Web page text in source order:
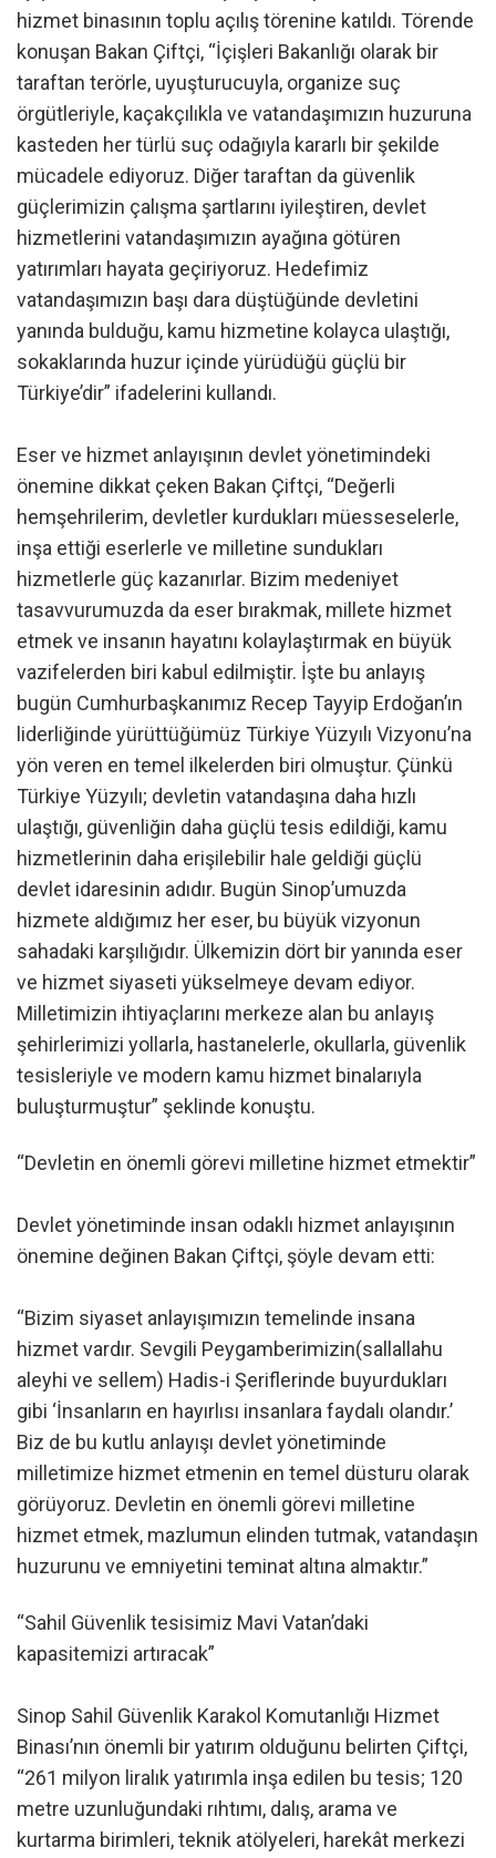
hizmet binasının toplu açılış törenine katıldı. Törende
konuşan Bakan Çiftçi, “İçişleri Bakanlığı olarak bir
taraftan terörle, uyuşturucuyla, organize suç
örgütleriyle, kaçakçılıkla ve vatandaşımızın huzuruna
kasteden her türlü suç odağıyla kararlı bir şekilde
mücadele ediyoruz. Diğer taraftan da güvenlik
güçlerimizin çalışma şartlarını iyileştiren, devlet
hizmetlerini vatandaşımızın ayağına götüren
yatırımları hayata geçiriyoruz. Hedefimiz
vatandaşımızın başı dara düştüğünde devletini
yanında bulduğu, kamu hizmetine kolayca ulaştığı,
sokaklarında huzur içinde yürüdüğü güçlü bir
Türkiye’dir” ifadelerini kullandı.
Eser ve hizmet anlayışının devlet yönetimindeki
önemine dikkat çeken Bakan Çiftçi, “Değerli
hemşehrilerim, devletler kurdukları müesseselerle,
inşa ettiği eserlerle ve milletine sundukları
hizmetlerle güç kazanırlar. Bizim medeniyet
tasavvurumuzda da eser bırakmak, millete hizmet
etmek ve insanın hayatını kolaylaştırmak en büyük
vazifelerden biri kabul edilmiştir. İşte bu anlayış
bugün Cumhurbaşkanımız Recep Tayyip Erdoğan’ın
liderliğinde yürüttüğümüz Türkiye Yüzyılı Vizyonu’na
yön veren en temel ilkelerden biri olmuştur. Çünkü
Türkiye Yüzyılı; devletin vatandaşına daha hızlı
ulaştığı, güvenliğin daha güçlü tesis edildiği, kamu
hizmetlerinin daha erişilebilir hale geldiği güçlü
devlet idaresinin adıdır. Bugün Sinop’umuzda
hizmete aldığımız her eser, bu büyük vizyonun
sahadaki karşılığıdır. Ülkemizin dört bir yanında eser
ve hizmet siyaseti yükselmeye devam ediyor.
Milletimizin ihtiyaçlarını merkeze alan bu anlayış
şehirlerimizi yollarla, hastanelerle, okullarla, güvenlik
tesisleriyle ve modern kamu hizmet binalarıyla
buluşturmuştur” şeklinde konuştu.
“Devletin en önemli görevi milletine hizmet etmektir”
Devlet yönetiminde insan odaklı hizmet anlayışının
önemine değinen Bakan Çiftçi, şöyle devam etti:
“Bizim siyaset anlayışımızın temelinde insana
hizmet vardır. Sevgili Peygamberimizin(sallallahu
aleyhi ve sellem) Hadis-i Şeriflerinde buyurdukları
gibi ‘İnsanların en hayırlısı insanlara faydalı olandır.’
Biz de bu kutlu anlayışı devlet yönetiminde
milletimize hizmet etmenin en temel düsturu olarak
görüyoruz. Devletin en önemli görevi milletine
hizmet etmek, mazlumun elinden tutmak, vatandaşın
huzurunu ve emniyetini teminat altına almaktır.”
“Sahil Güvenlik tesisimiz Mavi Vatan’daki
kapasitemizi artıracak”
Sinop Sahil Güvenlik Karakol Komutanlığı Hizmet
Binası’nın önemli bir yatırım olduğunu belirten Çiftçi,
“261 milyon liralık yatırımla inşa edilen bu tesis; 120
metre uzunluğundaki rıhtımı, dalış, arama ve
kurtarma birimleri, teknik atölyeleri, harekât merkezi